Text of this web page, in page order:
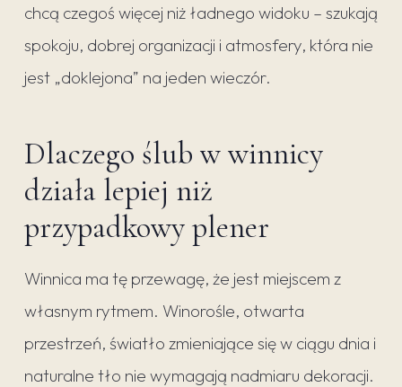
chcą czegoś więcej niż ładnego widoku – szukają
spokoju, dobrej organizacji i atmosfery, która nie
jest „doklejona” na jeden wieczór.
Dlaczego ślub w winnicy
działa lepiej niż
przypadkowy plener
Winnica ma tę przewagę, że jest miejscem z
własnym rytmem. Winorośle, otwarta
przestrzeń, światło zmieniające się w ciągu dnia i
naturalne tło nie wymagają nadmiaru dekoracji.